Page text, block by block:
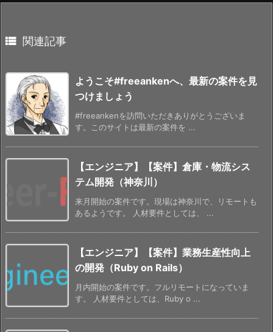
 関連記事
ようこそ#freeankenへ、最新の案件を見
つけましょう
#freeankenを訪問いただきありがとうございま
す。このサイトは最新の案件を ...
【エンジニア】【案件】倉庫・物流シス
テム開発（神奈川）
来月開始の案件です。現場は神奈川で、リモートも
あるようです。 人材要件としては、 ...
【エンジニア】【案件】業務生産性向上
の開発（Ruby on Rails）
月内開始の案件です。フルリモートになっていま
す。 人材要件としては、Ruby o ...